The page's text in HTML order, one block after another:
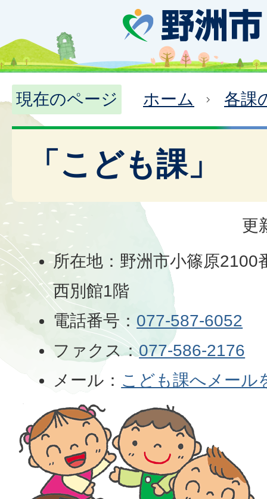
現在のページ ホーム 各課
「こども課」
更
所在地：野洲市小篠原2100
西別館1階
電話番号： 077-587-6052
ファクス：077-586-2176
メール： こども課へメール